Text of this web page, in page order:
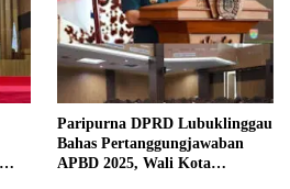
Paripurna DPRD Lubuklinggau
Bahas Pertanggungjawaban
APBD 2025, Wali Kota